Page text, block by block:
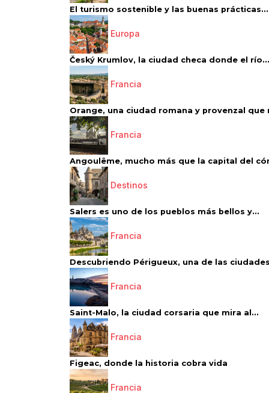
El turismo sostenible y las buenas prácticas...
Europa
Český Krumlov, la ciudad checa donde el río...
Francia
Orange, una ciudad romana y provenzal que
Francia
Angoulême, mucho más que la capital del
Destinos
Salers es uno de los pueblos más bellos y...
Francia
Descubriendo Périgueux, una de las
Francia
Saint-Malo, la ciudad corsaria que mira al...
Francia
Figeac, donde la historia cobra vida
Francia